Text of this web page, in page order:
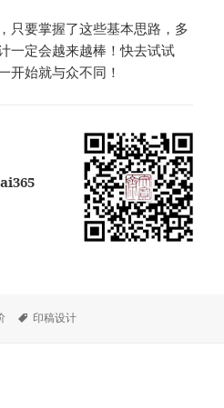
只要掌握了这些基本思路，多
一定会越来越棒！快去试试
开始就与众不同！
标
印稿设计